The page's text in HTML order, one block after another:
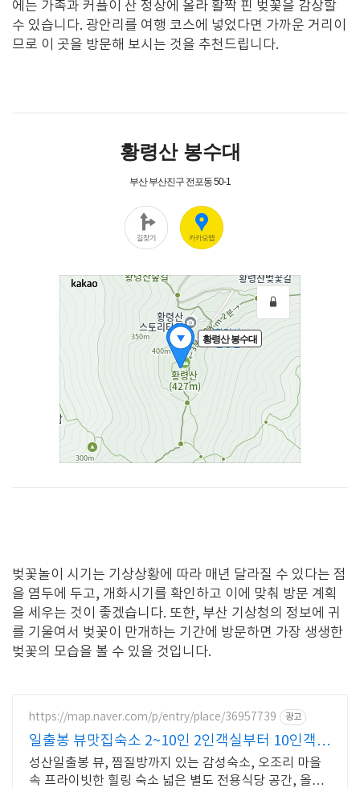
에는 가족과 커플이 산 정상에 올라 활짝 핀 벚꽃을 감상할
수 있습니다. 광안리를 여행 코스에 넣었다면 가까운 거리이
므로 이 곳을 방문해 보시는 것을 추천드립니다.
벚꽃놀이 시기는 기상상황에 따라 매년 달라질 수 있다는 점
을 염두에 두고, 개화시기를 확인하고 이에 맞춰 방문 계획
을 세우는 것이 좋겠습니다. 또한, 부산 기상청의 정보에 귀
를 기울여서 벚꽃이 만개하는 기간에 방문하면 가장 생생한
벚꽃의 모습을 볼 수 있을 것입니다.
https://map.naver.com/p/entry/place/36957739 광고
일출봉 뷰맛집숙소 2~10인 2인객실부터 10인객실
구성
성산일출봉 뷰, 찜질방까지 있는 감성숙소, 오조리 마을
속 프라이빗한 힐링 숙소 넓은 별도 전용식당 공간, 올레